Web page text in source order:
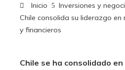
Inicio
Inversiones y
Chile consolida su liderazgo en
y financieros
Chile se ha consolidado